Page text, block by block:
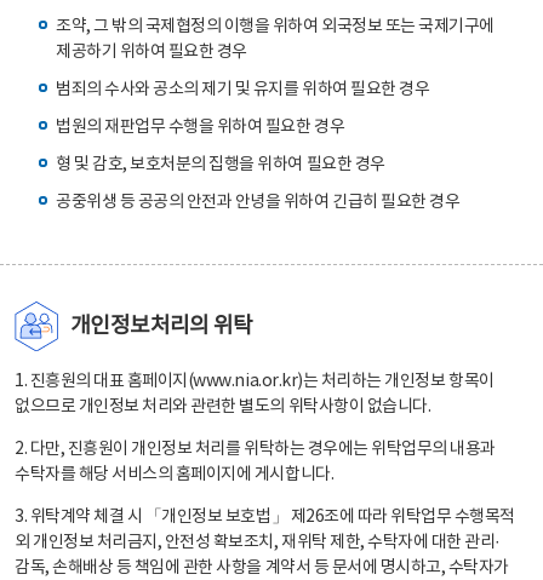
조약, 그 밖의 국제협정의 이행을 위하여 외국정보 또는 국제기구에
제공하기 위하여 필요한 경우
범죄의 수사와 공소의 제기 및 유지를 위하여 필요한 경우
법원의 재판업무 수행을 위하여 필요한 경우
형 및 감호, 보호처분의 집행을 위하여 필요한 경우
공중위생 등 공공의 안전과 안녕을 위하여 긴급히 필요한 경우
개인정보처리의 위탁
1. 진흥원의 대표 홈페이지(www.nia.or.kr)는 처리하는 개인정보 항목이
없으므로 개인정보 처리와 관련한 별도의 위탁사항이 없습니다.
2. 다만, 진흥원이 개인정보 처리를 위탁하는 경우에는 위탁업무의 내용과
수탁자를 해당 서비스의 홈페이지에 게시합니다.
3. 위탁계약 체결 시 「개인정보 보호법」 제26조에 따라 위탁업무 수행목적
외 개인정보 처리금지, 안전성 확보조치, 재위탁 제한, 수탁자에 대한 관리·
감독, 손해배상 등 책임에 관한 사항을 계약서 등 문서에 명시하고, 수탁자가